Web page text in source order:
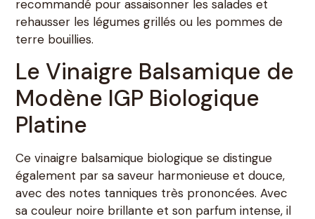
recommandé pour assaisonner les salades et
rehausser les légumes grillés ou les pommes de
terre bouillies.
Le Vinaigre Balsamique de
Modène IGP Biologique
Platine
Ce vinaigre balsamique biologique se distingue
également par sa saveur harmonieuse et douce,
avec des notes tanniques très prononcées. Avec
sa couleur noire brillante et son parfum intense, il